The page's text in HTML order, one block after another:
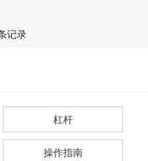
记录
杠杆
操作指南